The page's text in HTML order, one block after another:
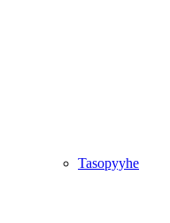
Tasopyyhe